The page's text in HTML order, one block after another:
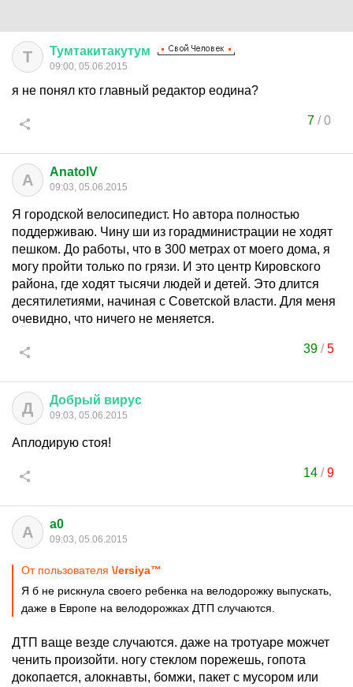
Т Тумтакитакутум
09:00, 05.06.2015
я не понял кто главный редактор еодина?
7/0
A AnatolV
09:03, 05.06.2015
Я городской велосипедист. Но автора полностью
поддерживаю. Чину ши из горадминистрации не ходят
пешком. До работы, что в 300 метрах от моего дома, я
могу пройти только по грязи. И это центр Кировского
района, где ходят тысячи людей и детей. Это длится
десятилетиями, начиная с Советской власти. Для меня
очевидно, что ничего не меняется.
39 /5
Д Добрый вирус
09:03, 05.06.2015
Аплодирую стоя!
14 /9
A a0
09:03, 05.06.2015
От пользователя \/ersiya™
Я б не рискнула своего ребенка на велодорожку выпускать,
даже в Европе на велодорожках ДТП случаются.
ДТП ваще везде случаются. даже на тротуаре можчет
ченить произойти. ногу стеклом порежешь, гопота
докопается, алокнавты, бомжи, пакет с мусором или